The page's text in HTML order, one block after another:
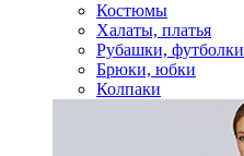
Костюмы
Халаты, платья
Рубашки, футболки
Брюки, юбки
Колпаки